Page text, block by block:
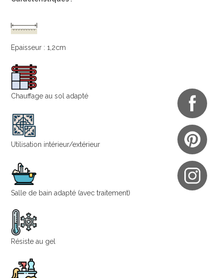
Epaisseur : 1,2cm
Chauffage au sol adapté
Utilisation intérieur/extérieur
Salle de bain adapté (avec traitement)
Résiste au gel